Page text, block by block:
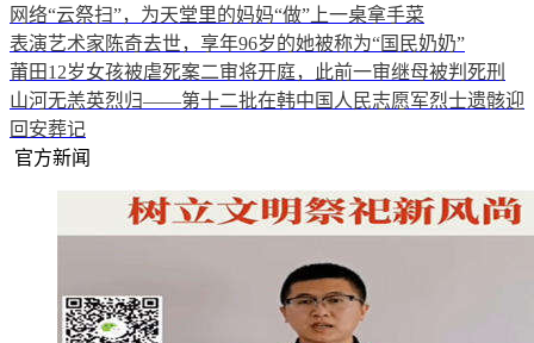
网络“云祭扫”，为天堂里的妈妈“做”上一桌拿手菜
表演艺术家陈奇去世，享年96岁的她被称为“国民奶奶”
莆田12岁女孩被虐死案二审将开庭，此前一审继母被判死刑
山河无恙英烈归——第十二批在韩中国人民志愿军烈士遗骸迎
回安葬记
官方新闻